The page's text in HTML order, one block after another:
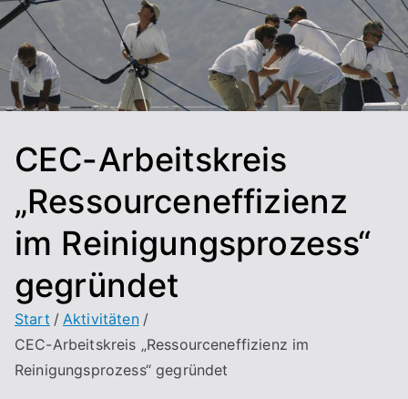
CEC-Arbeitskreis
„Ressourceneffizienz
im Reinigungsprozess“
gegründet
Start
Aktivitäten
CEC-Arbeitskreis „Ressourceneffizienz im
Reinigungsprozess“ gegründet